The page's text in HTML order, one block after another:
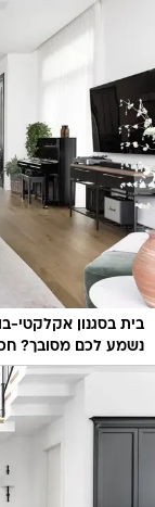
בית בסגנון אקלקטי-
נשמע לכם מסובך?